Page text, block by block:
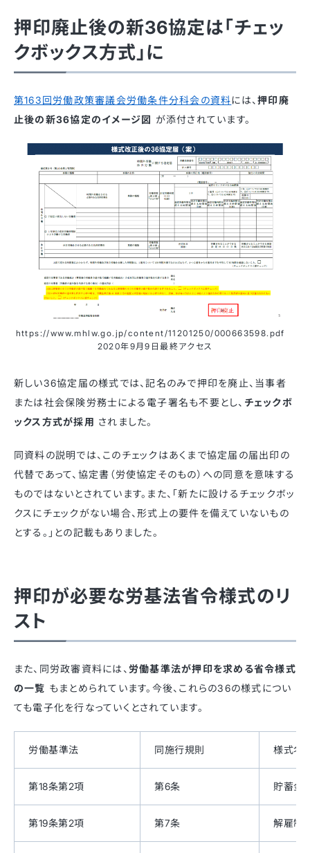
押印廃止後の新36協定は「チェッ
クボックス方式」に
第163回労働政策審議会労働条件分科会の資料には、押印廃
止後の新36協定のイメージ図 が添付されています。
https://www.mhlw.go.jp/content/11201250/000663598.pdf
2020年9月9日最終アクセス
新しい36協定届の様式では、記名のみで押印を廃止、当事者
または社会保険労務士による電子署名も不要とし、 チェックボ
ックス方式が採用 されました。
同資料の説明では、このチェックはあくまで協定届の届出印の
代替であって、協定書（労使協定そのもの）への同意を意味する
ものではないとされています。また、「新たに設けるチェックボッ
クスにチェックがない場合、形式上の要件を備えていないもの
とする。」との記載もありました。
押印が必要な労基法省令様式のリ
スト
また、同労政審資料には、 労働基準法が押印を求める省令様式
の一覧 もまとめられています。今後、これらの36の様式につい
ても電子化を行なっていくとされています。
労働基準法 同施行規則 様式名
第18条第2項 第6条 貯蓄金
第19条第2項 第7条 解雇制